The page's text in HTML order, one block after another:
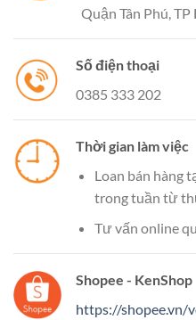
Quận Tân Phú,
Số điện thoại
0385 333 202
Thời gian làm việc
Loan bán hàng
trong tuần từ
Tư vấn online
Shopee - KenShop
https://shopee.vn/